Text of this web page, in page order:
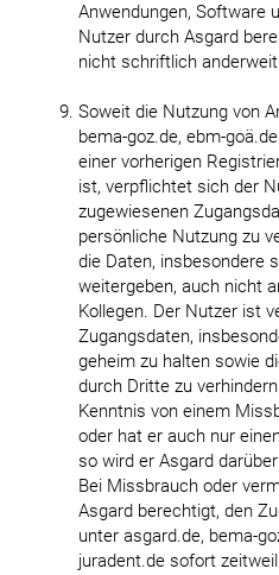
Anwendungen, Software
Nutzer durch Asgard
nicht schriftlich
Soweit die Nutzung von
bema-goz.de, ebm-
einer vorherigen
ist, verpflichtet sich der
zugewiesenen
persönliche Nutzung zu
die Daten, insbesondere
weitergeben, auch nicht
Kollegen. Der Nutzer ist
Zugangsdaten,
geheim zu halten sowie
durch Dritte zu
Kenntnis von einem
oder hat er auch nur
so wird er Asgard
Bei Missbrauch oder
Asgard berechtigt, den
unter asgard.de, bema-
juradent.de sofort